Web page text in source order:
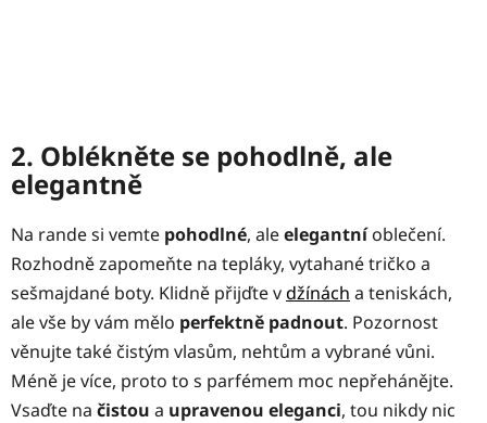
2. Oblékněte se pohodlně, ale
elegantně
Na rande si vemte pohodlné, aleelegantníoblečení.
Rozhodně zapomeňte na tepláky, vytahané tričko a
sešmajdané boty. Klidně přijďte vdžínách a teniskách,
ale vše by vám mělo perfektně padnout. Pozornost
věnujte také čistým vlasům, nehtům a vybrané vůni.
Méně je více, proto to s parfémem moc nepřehánějte.
Vsaďte na čistou a upravenou eleganci, tou nikdy nic